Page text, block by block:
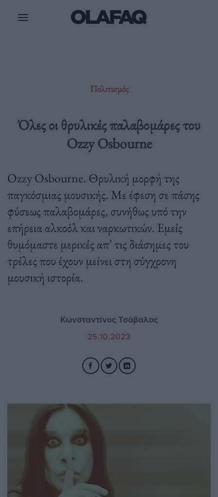
Πολιτισμός
Όλες οι θρυλικές παλαβομάρες του
Ozzy Osbourne
Ozzy Osbourne. Θρυλική μορφή της
παγκόσμιας μουσικής. Με έφεση σε πάσης
φύσεως παλαβομάρες, συνήθως υπό την
επήρεια αλκοόλ και ναρκωτικών. Εμείς
θυμόμαστε μερικές απ’ τις διάσημες του
τρέλες που έχουν μείνει στη σύγχρονη
μουσική ιστορία.
Κωνσταντίνος Τσάβαλος
25.10.2023